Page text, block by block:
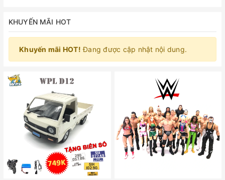
KHUYẾN MÃI HOT
Khuyến mãi HOT! Đang được cập nhật nội dung.